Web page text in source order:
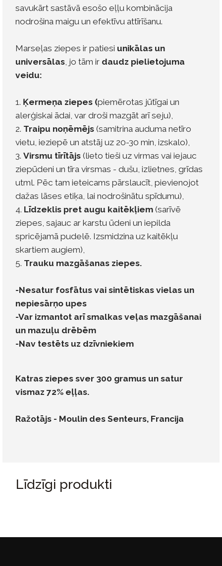
savukārt sastāvā esošo eļļu kombinācija
nodrošina maigu un efektīvu attīrīšanu.
Marseļas ziepes ir patiesi unikālas un
universālas, jo tām ir daudz pielietojuma
veidu:
1. Ķermeņa ziepes (piemērotas jūtīgai un
alerģiskai ādai, var droši mazgāt arī seju),
2. Traipu noņēmējs(samitrina auduma netīro
vietu, ieziepē un atstāj uz 20-30 min, izskalo),
3. Virsmu tīrītājs(lieto tieši uz virmas vai iejauc
ziepūdeni un tīra virsmas - dušu, izlietnes, grīdas
utml. Pēc tam ieteicams pārslaucīt, pievienojot
dažas lāses etiķa, lai nodrošinātu spīdumu),
4. Līdzeklis pret augu kaitēkļiem(sarīvē
ziepes, sajauc ar karstu ūdeni un iepilda
spricējamā pudelē. Izsmidzina uz kaitēkļu
skartiem augiem),
5. Trauku mazgāšanas ziepes.
-Nesatur fosfātus vai sintētiskas vielas un
nepiesārņo upes
-Var izmantot arī smalkas veļas mazgāšanai
un mazuļu drēbēm
-Nav testēts uz dzīvniekiem
Katras ziepes sver 300 gramus un satur
vismaz 72% eļļas.
Ražotājs - Moulin des Senteurs, Francija
Līdzīgi produkti